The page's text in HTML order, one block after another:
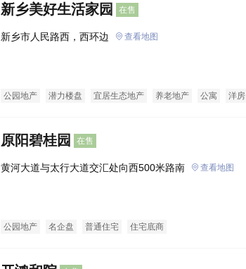
新乡美好生活家园 在售
新乡市人民路西，西环边 查看地图
公园地产 潜力楼盘 宜居生态地产 养老地产 公寓 洋房
原阳碧桂园 在售
黄河大道与太行大道交汇处向西500米路南 查看地图
公园地产 名企盘 普通住宅 住宅底商